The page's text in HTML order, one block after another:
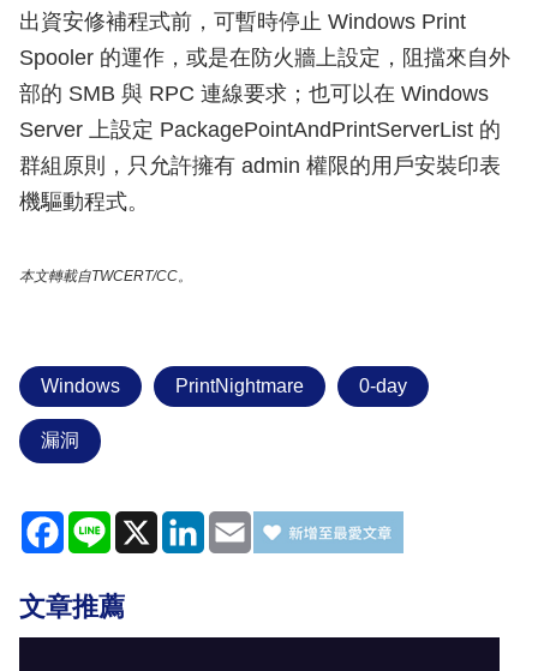
出資安修補程式前，可暫時停止 Windows Print
Spooler 的運作，或是在防火牆上設定，阻擋來自外
部的 SMB 與 RPC 連線要求；也可以在 Windows
Server 上設定 PackagePointAndPrintServerList 的
群組原則，只允許擁有 admin 權限的用戶安裝印表
機驅動程式。
本文轉載自TWCERT/CC。
Windows PrintNightmare 0-day
漏洞
Facebook
Line X LinkedIn
Email
文章推薦